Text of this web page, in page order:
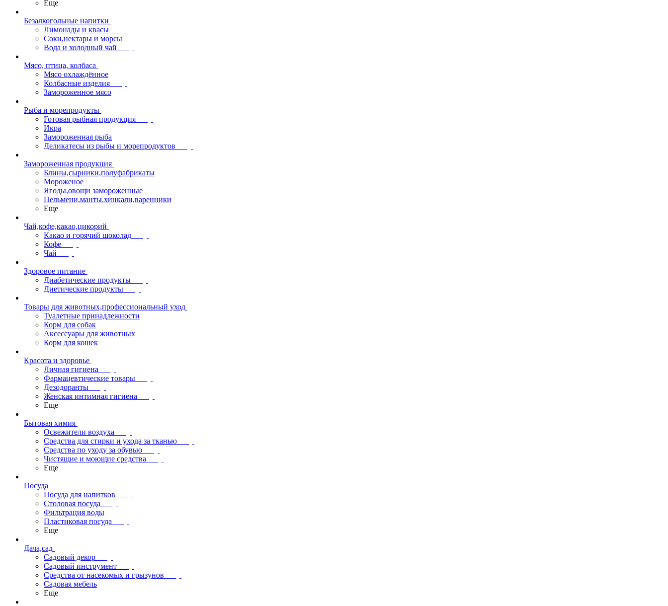
Еще
Безалкогольные напитки
Лимонады и квасы
Соки,нектары и морсы
Вода и холодный чай
Мясо, птица, колбаса
Мясо охлаждённое
Колбасные изделия
Замороженное мясо
Рыба и морепродукты
Готовая рыбная продукция
Икра
Замороженная рыба
Деликатесы из рыбы и морепродуктов
Замороженная продукция
Блины,сырники,полуфабрикаты
Мороженое
Ягоды,овощи замороженные
Пельмени,манты,хинкали,варенники
Еще
Чай,кофе,какао,цикорий
Какао и горячий шоколад
Кофе
Чай
Здоровое питание
Диабетические продукты
Диетические продукты
Товары для животных,профессиональный уход
Туалетные принадлежности
Корм для собак
Аксессуары для животных
Корм для кошек
Красота и здоровье
Личная гигиена
Фармацевтические товары
Дезодоранты
Женская интимная гигиена
Еще
Бытовая химия
Освежители воздуха
Средства для стирки и ухода за тканью
Средства по уходу за обувью
Чистящие и моющие средства
Еще
Посуда
Посуда для напитков
Столовая посуда
Фильтрация воды
Пластиковая посуда
Еще
Дача,сад
Садовый декор
Садовый инструмент
Средства от насекомых и грызунов
Садовая мебель
Еще